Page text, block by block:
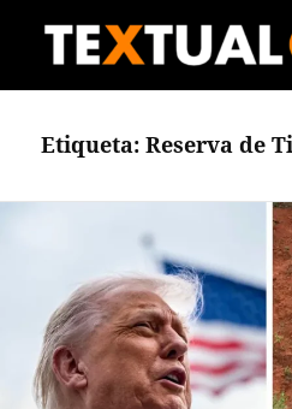
Etiqueta:Reserva de